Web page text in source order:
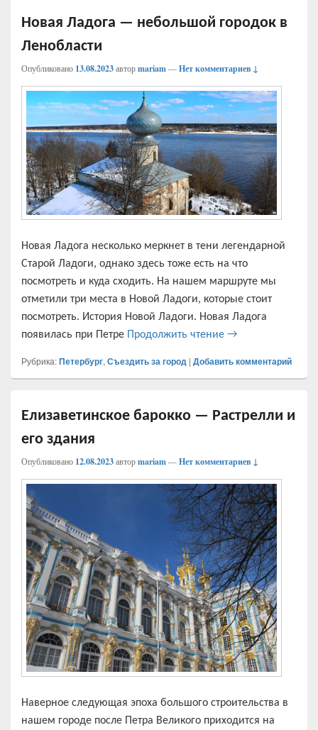
Новая Ладога — небольшой городок в
Ленобласти
Опубликовано 13.08.2023авторmariam—Нет комментариев ↓
Новая Ладога несколько меркнет в тени легендарной
Старой Ладоги, однако здесь тоже есть на что
посмотреть и куда сходить. На нашем маршруте мы
отметили три места в Новой Ладоги, которые стоит
посмотреть. История Новой Ладоги. Новая Ладога
появилась при Петре Продолжить чтение Новая Ладога —
→
Рубрика:Петербург, Съездить за город | Добавить комментарий
Елизаветинское барокко — Растрелли и
его здания
Опубликовано 12.08.2023авторmariam—Нет комментариев ↓
Наверное следующая эпоха большого строительства в
нашем городе после Петра Великого приходится на